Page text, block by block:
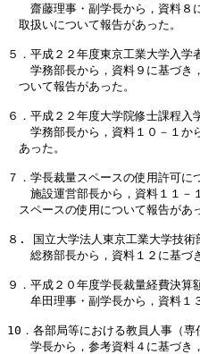
齋藤理事・副学長から，資料８
取扱いについて報告があった。
５．平成２２年度東京工業大学入
学務部長から，資料９に基づき
ついて報告があった。
６．平成２２年度大学院修士課程入
学務部長から，資料１０－１か
あった。
７．学長裁量スペースの使用許
施設運営部長から，資料１１－
スペースの使用について報告があ
８. 国立大学法人東京
総務部長から，資料１２に基づき
９．平成２０年度学長裁量経
牟田理事・副学長から，資料１３
10．各部局等における教員人事（
学長から，参考資料４に基づき，